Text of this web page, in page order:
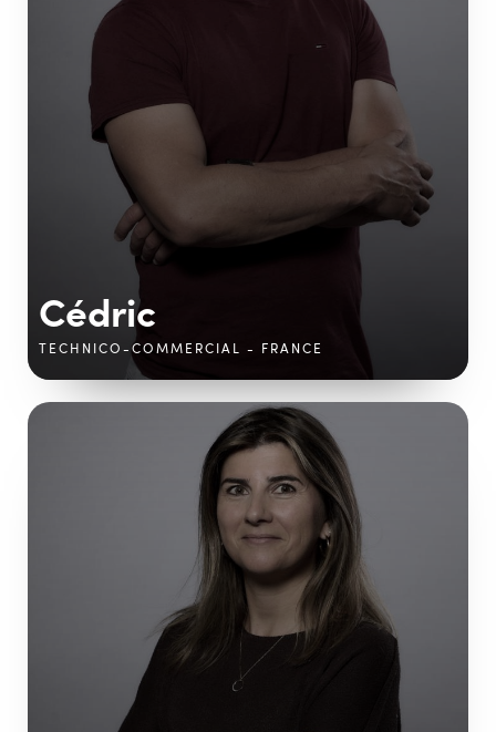
Cédric
TECHNICO-COMMERCIAL - FRANCE